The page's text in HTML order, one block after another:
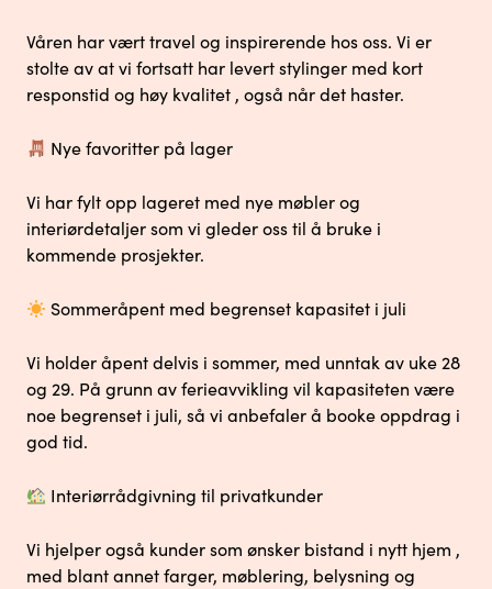
Våren har vært travel og inspirerende hos oss. Vi er
stolte av at vi fortsatt har levert stylinger med kort
responstid og høy kvalitet , også når det haster.
Nye favoritter på lager
Vi har fylt opp lageret med nye møbler og
interiørdetaljer som vi gleder oss til å bruke i
kommende prosjekter.
Sommeråpent med begrenset kapasitet i juli
Vi holder åpent delvis i sommer, med unntak av uke 28
og 29. På grunn av ferieavvikling vil kapasiteten være
noe begrenset i juli, så vi anbefaler å booke oppdrag i
god tid.
Interiørrådgivning til privatkunder
Vi hjelper også kunder som ønsker bistand i nytt hjem ,
med blant annet farger, møblering, belysning og